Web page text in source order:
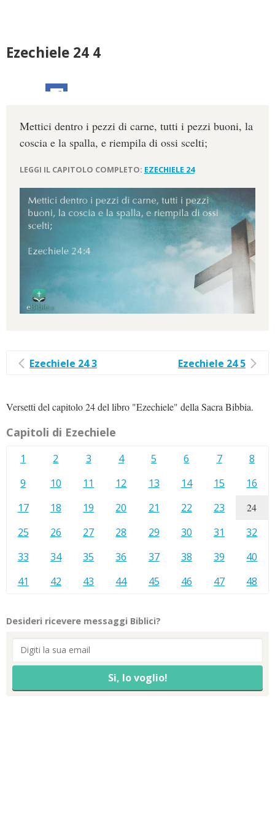
Ezechiele 24 4
Mettici dentro i pezzi di carne, tutti i pezzi buoni, la
coscia e la spalla, e riempila di ossi scelti;
LEGGI IL CAPITOLO COMPLETO: EZECHIELE 24
Ezechiele 24 3 Ezechiele 24 5
Versetti del capitolo 24 del libro "Ezechiele" della Sacra Bibbia.
Capitoli di Ezechiele
1 2 3 4 5 6 7
8
9
10 11 12 13 14 15
16
17
18 19 20 21 22 23 24
25 26 27 28 29 30 31
32
33
34 35 36 37 38 39
40
41
42 43 44 45 46 47 48
Desideri ricevere messaggi Biblici?